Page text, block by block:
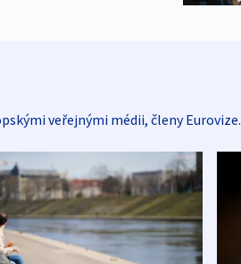
veřejnými médii, členy Eurovize.